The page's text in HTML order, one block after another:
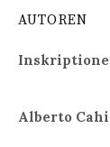
AUTOREN
Alberto